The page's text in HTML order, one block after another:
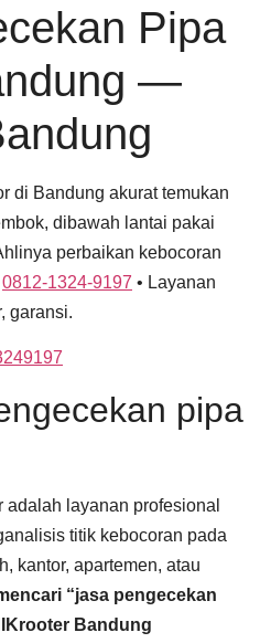
Pipa
—
di Bandung akurat temukan
dibawah lantai pakai
perbaikan kebocoran
0812-1324-9197 • Layanan
garansi.
pipa
layanan profesional
titik kebocoran pada
kantor, apartemen, atau
“jasa pengecekan
Bandung